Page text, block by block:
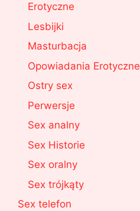
Erotyczne
Lesbijki
Masturbacja
Opowiadania Erotyczne
Ostry sex
Perwersje
Sex analny
Sex Historie
Sex oralny
Sex trójkąty
Sex telefon